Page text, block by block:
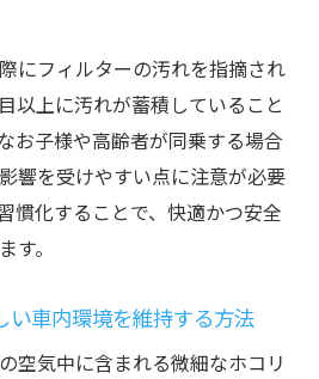
にフィルターの汚れを指摘され
以上に汚れが蓄積していること
お子様や高齢者が同乗する場合
響を受けやすい点に注意が必要
慣化することで、快適かつ安全
す。
い車内環境を維持する方法
空気中に含まれる微細なホコリ